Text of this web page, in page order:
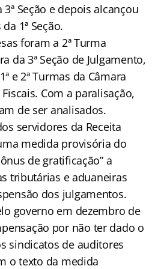
Seção e depois alcançou
1ª Seção.
foram a 2ª Turma
da 3ª Seção de Julgamento,
e 2ª Turmas da Câmara
Com a paralisação,
de ser analisados.
servidores da Receita
medida provisória do
de gratificação” a
tributárias e aduaneiras
dos julgamentos.
governo em dezembro de
por não ter dado o
sindicatos de auditores
o texto da medida